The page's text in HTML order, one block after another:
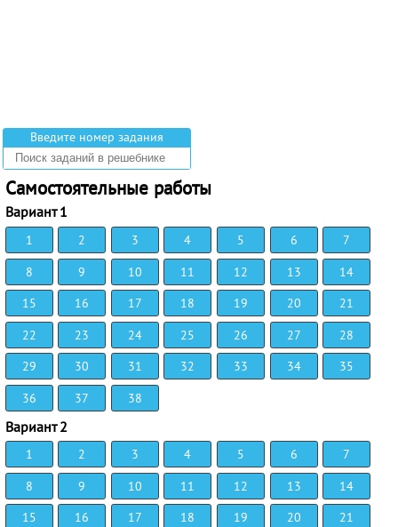
Введите номер задания
Самостоятельные работы
Вариант 1
1 2 3 4 5 6
7
8
9 10 11 12 13
14
15
16 17 18 19 20
21
22
23 24 25 26 27
28
29
30 31 32 33 34
35
36
37 38
Вариант 2
1 2 3 4 5 6
7
8
9 10 11 12 13
14
15
16 17 18 19 20
21